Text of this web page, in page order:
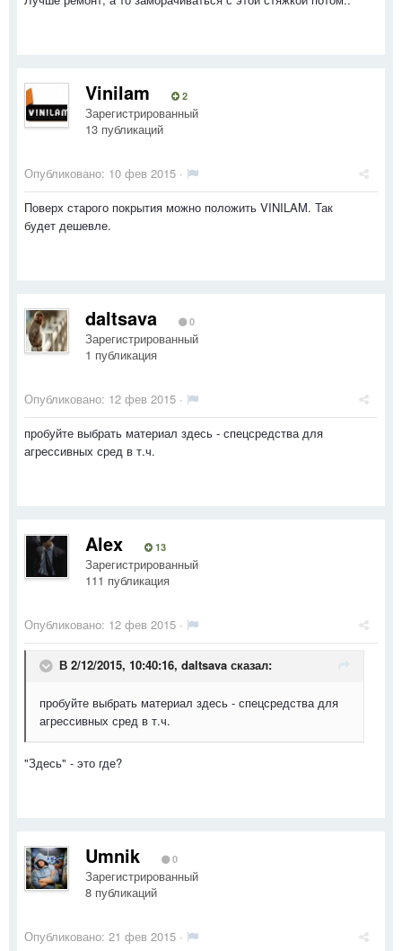
Vinilam 2
Зарегистрированный
13 публикаций
Опубликовано: 10 фев 2015 ·
Поверх старого покрытия можно положить VINILAM. Так
будет дешевле.
daltsava 0
Зарегистрированный
1 публикация
Опубликовано: 12 фев 2015 ·
пробуйте выбрать материал здесь - спецсредства для
агрессивных сред в т.ч.
Alex 13
Зарегистрированный
111 публикация
Опубликовано: 12 фев 2015 ·
В 2/12/2015, 10:40:16, daltsava сказал:
пробуйте выбрать материал здесь - спецсредства для
агрессивных сред в т.ч.
"Здесь" - это где?
Umnik 0
Зарегистрированный
8 публикаций
Опубликовано: 21 фев 2015 ·